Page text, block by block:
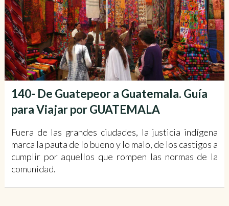
140- De Guatepeor a Guatemala. Guía
para Viajar por GUATEMALA
Fuera de las grandes ciudades, la justicia indígena
marca la pauta de lo bueno y lo malo, de los castigos a
cumplir por aquellos que rompen las normas de la
comunidad.